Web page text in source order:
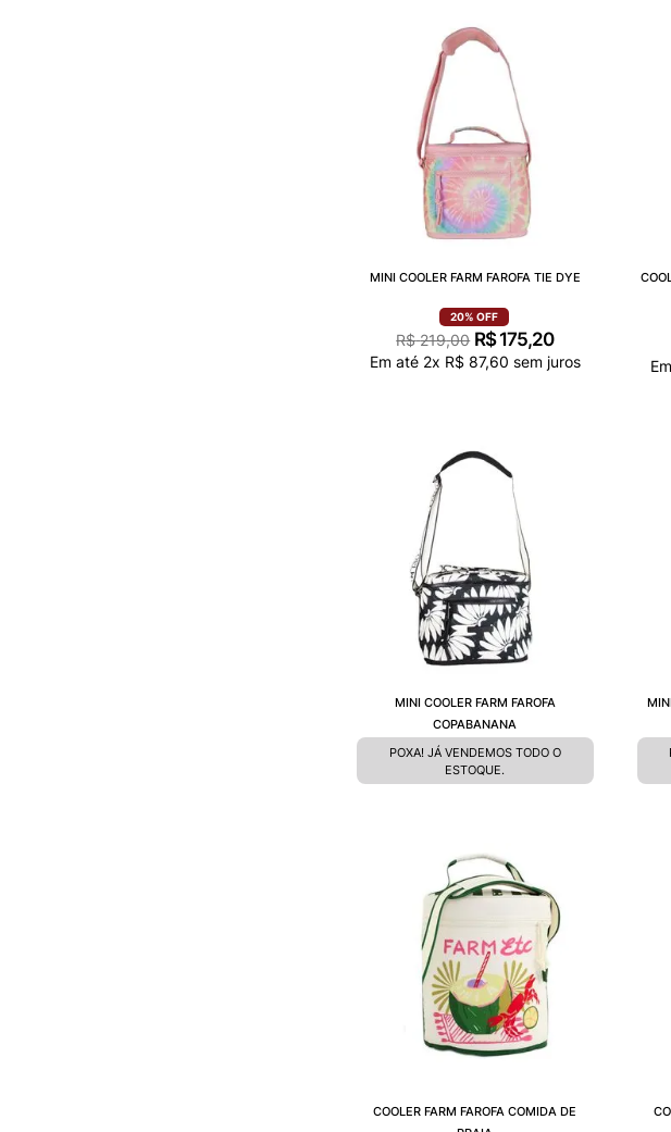
MINI COOLER FARM FAROFA TIE DYE
20% OFF
R$ 219,00 R$175,20
Em até 2x R$ 87,60 sem juros
MINI COOLER FARM FAROFA
COPABANANA
POXA! JÁ VENDEMOS TODO O
ESTOQUE.
COOLER FARM FAROFA COMIDA DE